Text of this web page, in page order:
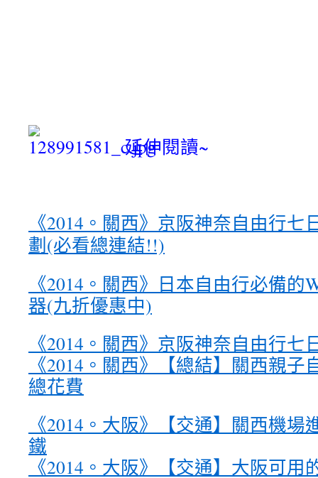
延伸閱讀~
《2014。關西》京阪神奈自由行七
劃(必看總連結!!)
《2014。關西》 日本自由行必備的
器(九折優惠中)
《2014。關西》京阪神奈自由行七
《2014。關西》【總結】關西親子
總花費
《2014。大阪》【交通】關西機
鐵
《2014。大阪》【交通】大阪可用